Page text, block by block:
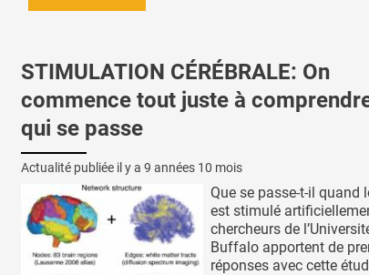
STIMULATION CÉRÉBRALE: On
commence tout juste à
qui se passe
Actualité publiée il y a 9 années 10 mois
Que se passe-t-il quand
est stimulé
chercheurs de
Buffalo apportent de
réponses avec cette